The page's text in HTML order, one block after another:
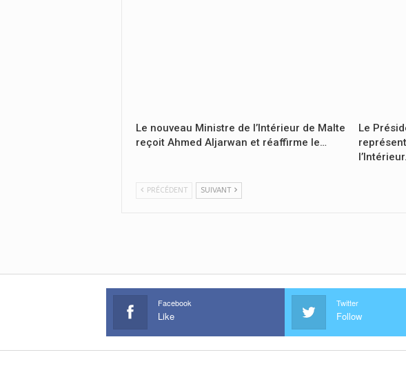
Le nouveau Ministre de l’Intérieur de Malte
reçoit Ahmed Aljarwan et réaffirme le…
Le
PRÉCÉDENT SUIVANT
Facebook
Like
Twitter
Follow